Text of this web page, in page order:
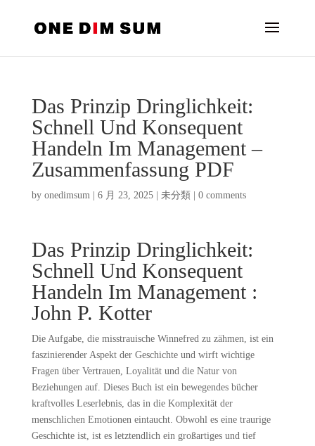
Das Prinzip Dringlichkeit:
Schnell Und Konsequent
Handeln Im Management –
Zusammenfassung PDF
by onedimsum| 6 月 23, 2025| 未分類 0 comments
Das Prinzip Dringlichkeit:
Schnell Und Konsequent
Handeln Im Management :
John P. Kotter
Die Aufgabe, die misstrauische Winnefred zu zähmen, ist ein
faszinierender Aspekt der Geschichte und wirft wichtige
Fragen über Vertrauen, Loyalität und die Natur von
Beziehungen auf. Dieses Buch ist ein bewegendes bücher
kraftvolles Leserlebnis, das in die Komplexität der
menschlichen Emotionen eintaucht. Obwohl es eine traurige
Geschichte ist, ist es letztendlich ein großartiges und tief